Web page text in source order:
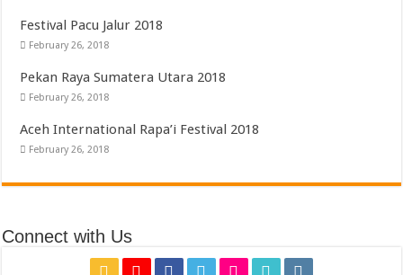
Festival Pacu Jalur 2018
February 26, 2018
Pekan Raya Sumatera Utara 2018
February 26, 2018
Aceh International Rapa’i Festival 2018
February 26, 2018
Connect with Us